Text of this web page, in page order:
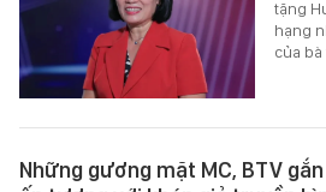
tặng
hạng
của bà
Những gương mặt MC, BTV